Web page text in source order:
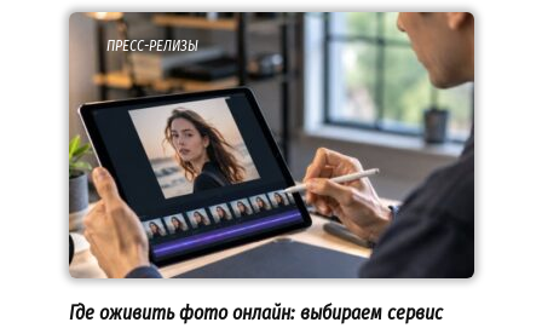
ПРЕСС-РЕЛИЗЫ
Где оживить фото онлайн: выбираем сервис